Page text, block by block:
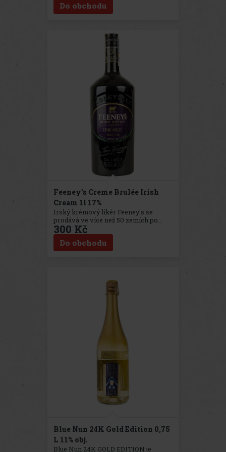
roce 1875. Tento likér v sobě ukrývá
kombinaci sladkých i hořkých
chuti nalezneme pomeranče,
kardamom a muškátový oříšek.
Do obchodu
Feeney's Creme Brulée Irish
Cream 1l 17%
Irský krémový likér Feeney's se
prodává ve více než 50 zemích po
celém světě. Ve Feeney's jsou použity
pouze ty nejlepší ingredience, skvěle
vyzrálá irská whisky a bohatá irská
smetana. V chuti rozeznáme hlavně
300 Kč
Do obchodu
Blue Nun 24K Gold Edition 0,75
L 11% obj.
Blue Nun 24K GOLD EDITION je